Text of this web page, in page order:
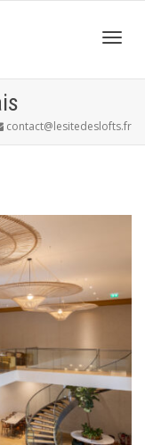
contact@lesitedeslofts.fr